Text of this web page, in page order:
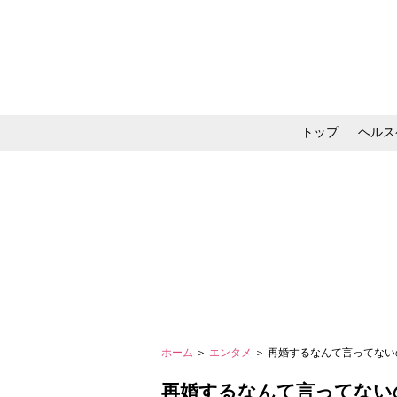
トップ ヘル
ホーム ＞ エンタメ ＞ 再婚するなんて言ってな
再婚するなんて言ってな